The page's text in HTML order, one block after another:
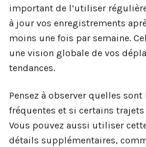
important de l’utiliser
à jour vos enregistrements
moins une fois par semaine.
une vision globale de vos
tendances.
Pensez à observer quelles
fréquentes et si certains
Vous pouvez aussi utiliser
détails supplémentaires,